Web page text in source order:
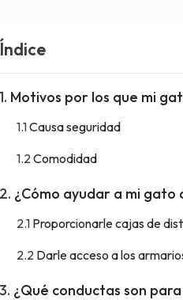
Índice
Motivos por los que mi
Causa seguridad
Comodidad
¿Cómo ayudar a mi gato
Proporcionarle cajas de
Darle acceso a los
¿Qué conductas son